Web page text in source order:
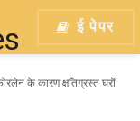
ई पेपर
के कारण क्षतिग्रस्त घरों